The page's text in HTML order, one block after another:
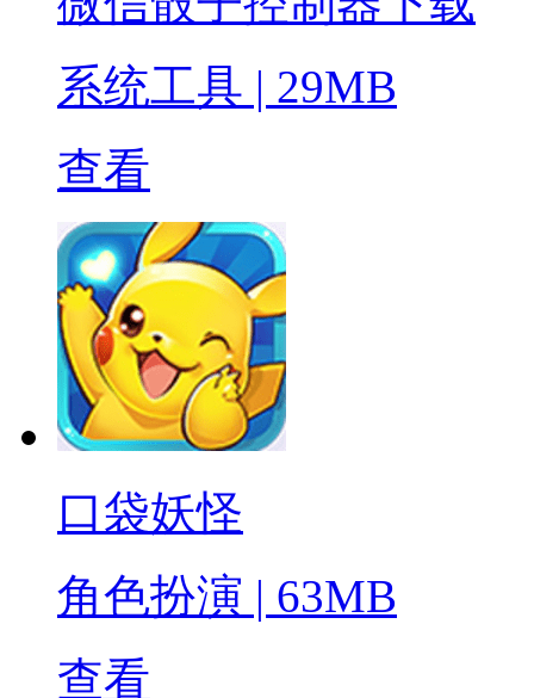
系统工具 | 29MB
查看
口袋妖怪
角色扮演 | 63MB
查看